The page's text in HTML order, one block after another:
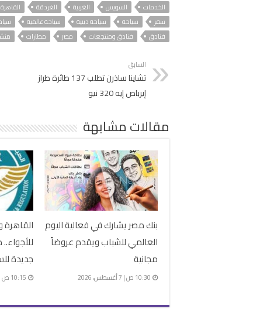
الخدمات
السويس الغربية الغردقة القاهرة
سفر
سياحة سياحة دينية سياحة عالمية
فنادق
فنادق ومنتجعات مصر مطارات
السابق
تشاينا ساذرن تطلب 137 طائرة طراز
إيرباص إيه 320 نيو
مقالات مشابهة
بنك مصر يشارك في فعالية اليوم
العالمي للشباب ويقدم عروضاً
مجانية
10:30 ص | 7 أغسطس، 2026
جديدة
10:15 ص | 7 أغسطس، 2026